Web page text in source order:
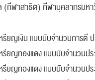
(กีฬาสาธิต) กีฬาบุคลากรมหา
รียญเงิน แบบนับจำนวนการตี
รียญทองแดง แบบนับจำนวนป
รียญทองแดง แบบนับจำนวนป